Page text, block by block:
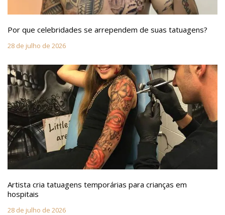
Por que celebridades se arrependem de suas tatuagens?
28 de julho de 2026
Artista cria tatuagens temporárias para crianças em
hospitais
28 de julho de 2026